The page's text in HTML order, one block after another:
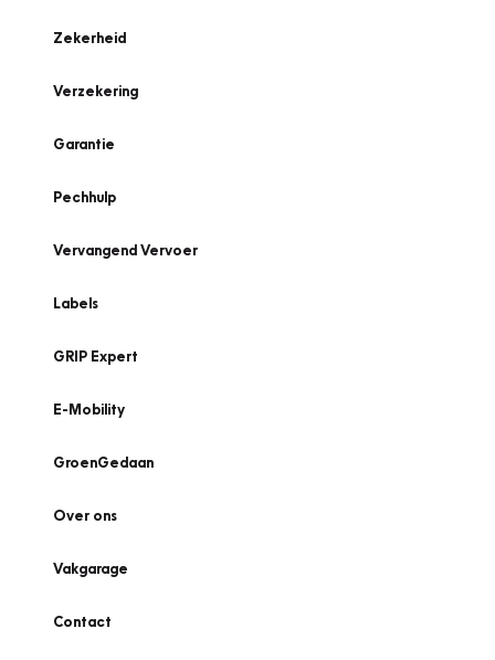
Zekerheid
Verzekering
Garantie
Pechhulp
Vervangend Vervoer
Labels
GRIP Expert
E-Mobility
GroenGedaan
Over ons
Vakgarage
Contact